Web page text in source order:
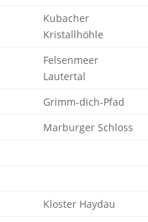
Kubacher
Kristallhöhle
Felsenmeer
Lautertal
Grimm-dich-Pfad
Marburger Schloss
Kloster Haydau